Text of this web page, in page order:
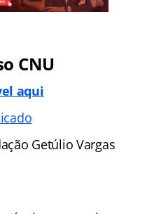
CNU
aqui
Getúlio Vargas